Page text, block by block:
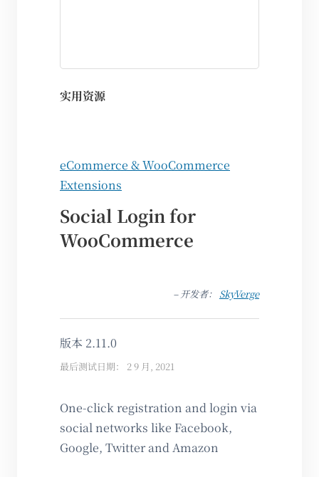
实用资源
eCommerce & WooCommerce
Extensions
Social Login for
WooCommerce
– 开发者： SkyVerge
版本 2.11.0
最后测试日期： 2 9 月, 2021
One-click registration and login via
social networks like Facebook,
Google, Twitter and Amazon